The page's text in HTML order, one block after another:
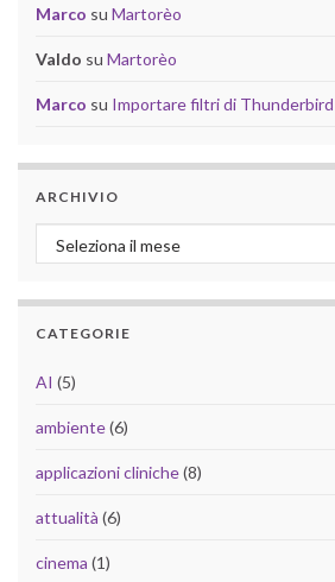
Marco su Martorèo
Valdo su Martorèo
Marco su Importare filtri di
ARCHIVIO
Archivio
CATEGORIE
AI (5)
ambiente(6)
applicazioni cliniche(8)
attualità (6)
cinema (1)